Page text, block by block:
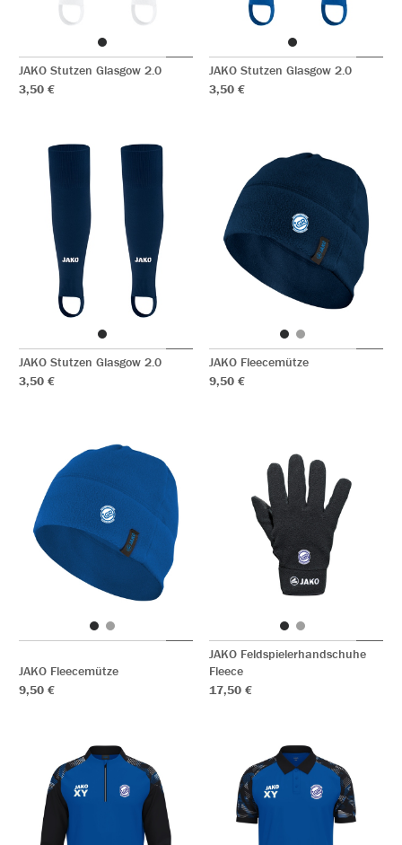
JAKO Stutzen Glasgow 2.0
3,50 €
JAKO Stutzen Glasgow 2.0
3,50 €
JAKO Stutzen Glasgow 2.0
3,50 €
JAKO Fleecemütze
9,50 €
JAKO Fleecemütze
9,50 €
JAKO Feldspielerhandschuhe
Fleece
17,50 €